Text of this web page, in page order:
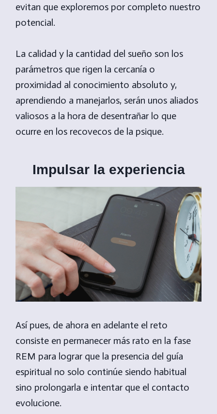
evitan que exploremos por completo nuestro
potencial.
La calidad y la cantidad del sueño son los
parámetros que rigen la cercanía o
proximidad al conocimiento absoluto y,
aprendiendo a manejarlos, serán unos aliados
valiosos a la hora de desentrañar lo que
ocurre en los recovecos de la psique.
Impulsar la experiencia
Así pues, de ahora en adelante el reto
consiste en permanecer más rato en la fase
REM para lograr que la presencia del guía
espiritual no solo continúe siendo habitual
sino prolongarla e intentar que el contacto
evolucione.